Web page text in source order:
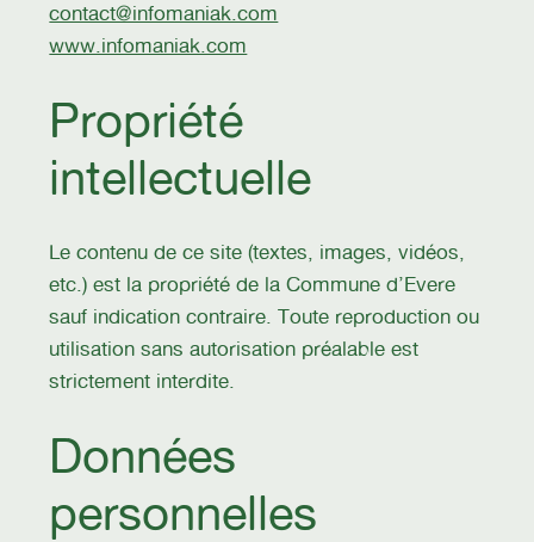
contact@infomaniak.com
www.infomaniak.com
Propriété
intellectuelle
Le contenu de ce site (textes, images, vidéos,
etc.) est la propriété de la Commune d’Evere
sauf indication contraire. Toute reproduction ou
utilisation sans autorisation préalable est
strictement interdite.
Données
personnelles